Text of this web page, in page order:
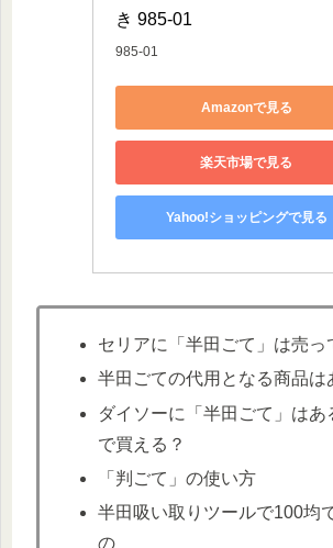
き 985-01
985-01
Amazonで見る
楽天市場で見る
Yahoo!ショッピングで見る
セリアに「半田ごて」は売っ
半田ごての代用となる商品は
ダイソーに「半田ごて」はあ
で買える？
「判ごて」の使い方
半田吸い取りツールで100均
の